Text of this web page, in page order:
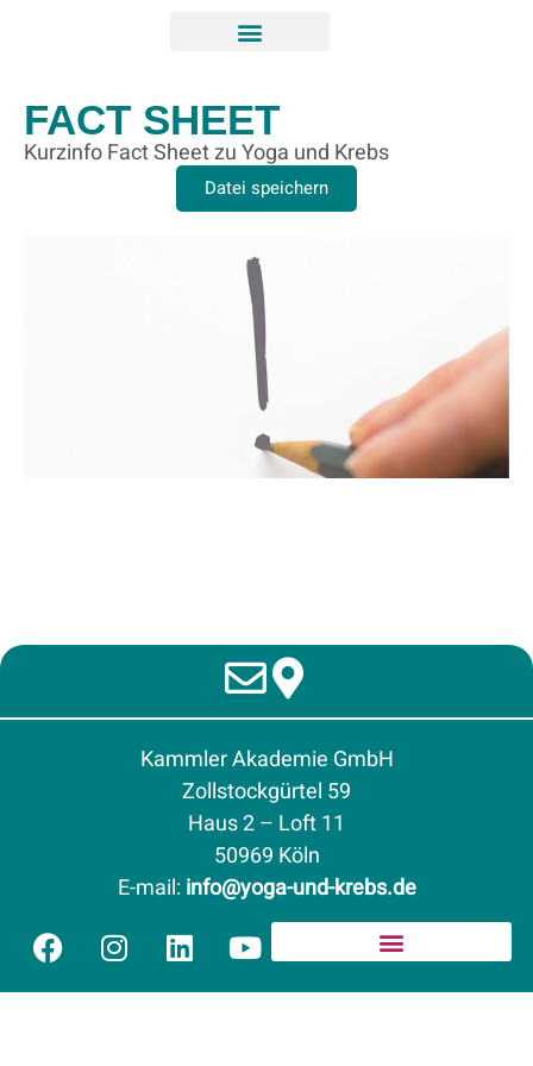
FACT SHEET
Kurzinfo Fact Sheet zu Yoga und Krebs
Datei speichern
Kammler Akademie GmbH
Zollstockgürtel 59
Haus 2 – Loft 11
50969 Köln
E-mail:info@yoga-und-krebs.de